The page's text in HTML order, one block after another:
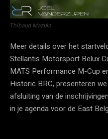
Thibaud Mazuin
Meer details over het
Stellantis Motorsport Belux
MATS Performance M-Cup
Historic BRC, presenteren
afsluiting van de
in je agenda voor de East